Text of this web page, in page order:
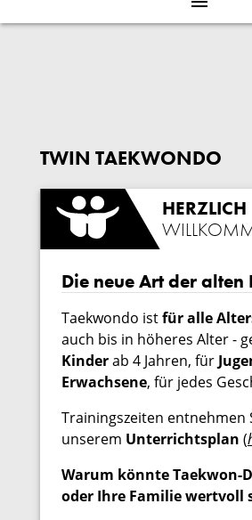
TWIN TAEKWONDO
HERZLICH
Die neue Art der alten
Taekwondo istfür alle
auch bis in höheres Alter -
Kinderab 4 Jahren, für
Erwachsene, für jedes
Trainingszeiten entnehmen
unserem Unterrichtsplan (
Warum könnte Taekwon-
oder Ihre Familie wertvoll